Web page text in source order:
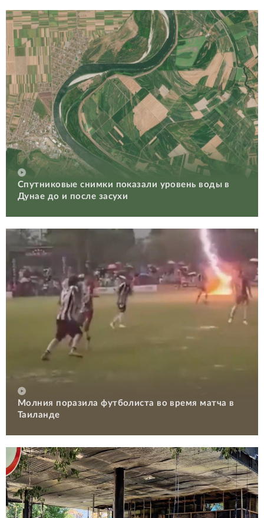
Спутниковые снимки показали уровень воды в
Дунае до и после засухи
Молния поразила футболиста во время матча в
Таиланде